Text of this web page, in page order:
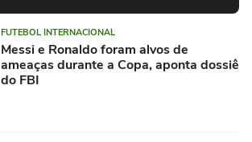
FUTEBOL INTERNACIONAL
Messi e Ronaldo foram alvos de
ameaças durante a Copa, aponta dossiê
do FBI